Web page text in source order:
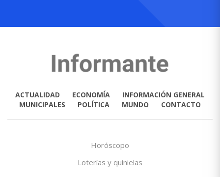
ACTUALIDAD ECONOMÍA
INFORMACIÓN GENERAL
MUNICIPALES
POLÍTICA MUNDO CONTACTO
Horóscopo
Loterías y quinielas